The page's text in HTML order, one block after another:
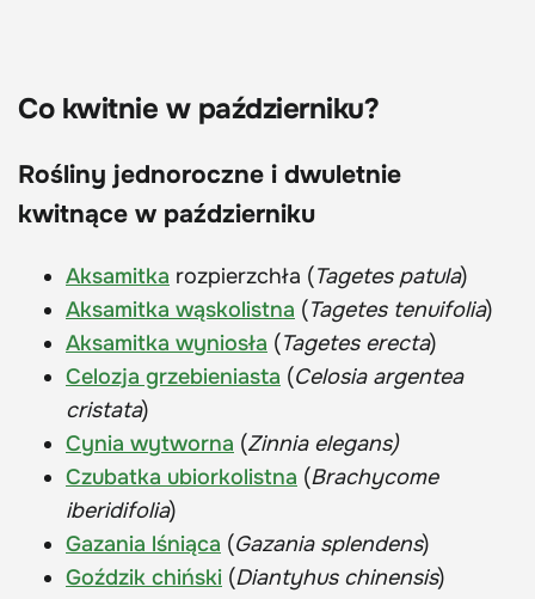
Co kwitnie w październiku?
Rośliny jednoroczne i dwuletnie
kwitnące w październiku
Aksamitka rozpierzchła (Tagetes patula)
Aksamitka wąskolistna (Tagetes tenuifolia)
Aksamitka wyniosła (Tagetes erecta)
Celozja grzebieniasta (Celosia argentea
cristata)
Cynia wytworna (Zinnia elegans)
Czubatka ubiorkolistna (Brachycome
iberidifolia)
Gazania lśniąca (Gazania splendens)
Goździk chiński (Diantyhus chinensis)